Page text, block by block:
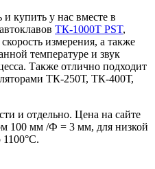
купить у нас вместе в
ТК-1000Т PST,
измерения, а также
температуре и звук
Также отлично подходит
ТК-250Т, ТК-400Т,
и отдельно. Цена на сайте
100 мм /Ф = 3 мм, для низкой